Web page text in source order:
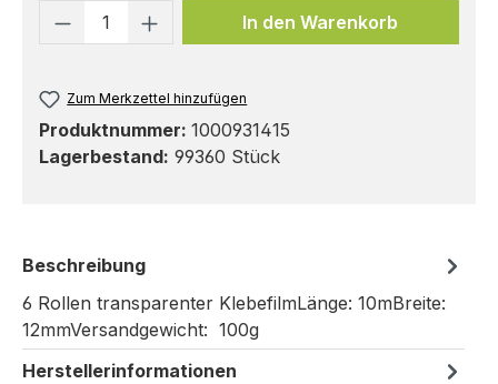
Produkt Anzahl: Gib den
In den Warenkorb
Zum Merkzettel hinzufügen
Produktnummer: 1000931415
Lagerbestand: 99360 Stück
Beschreibung
6 Rollen transparenter KlebefilmLänge: 10mBreite:
12mmVersandgewicht: 100g
Herstellerinformationen